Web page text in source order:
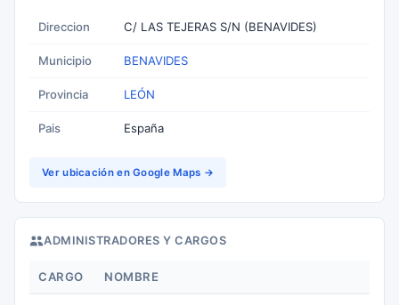
Direccion C/ LAS TEJERAS S/N (BENAVIDES)
Municipio BENAVIDES
Provincia LEÓN
Pais España
Ver ubicación en Google Maps →
ADMINISTRADORES Y CARGOS
CARGO NOMBRE